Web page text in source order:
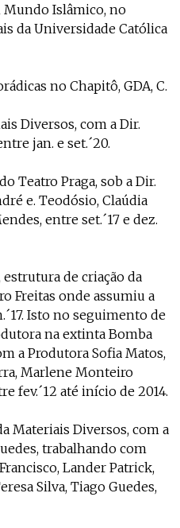
Mundo Islâmico, no
da Universidade Católica
no Chapitô, GDA, C.
Diversos, com a Dir.
jan. e set.´20.
Teatro Praga, sob a Dir.
e. Teodósio, Claúdia
entre set.´17 e dez.
estrutura de criação da
Freitas onde assumiu a
Isto no seguimento de
na extinta Bomba
a Produtora Sofia Matos,
Marlene Monteiro
fev.´12 até início de 2014.
Materiais Diversos, com a
trabalhando com
Lander Patrick,
Silva, Tiago Guedes,